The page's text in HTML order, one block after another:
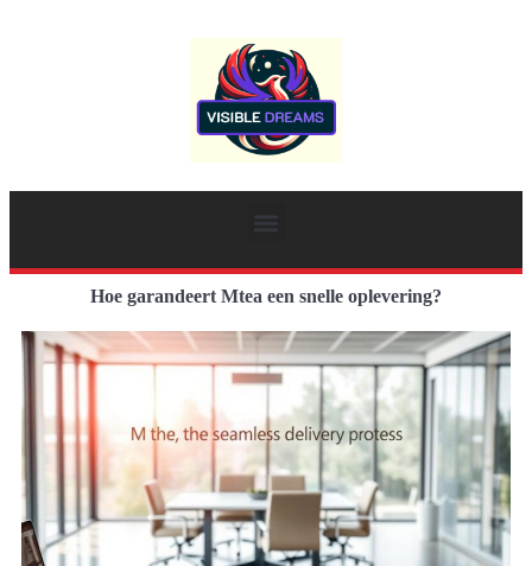
Hoe garandeert Mtea een snelle oplevering?